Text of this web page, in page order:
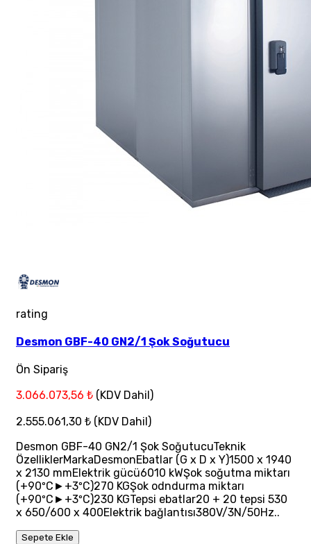
rating
Desmon GBF-40 GN2/1 Şok Soğutucu
Ön Sipariş
3.066.073,56 ₺ (KDV Dahil)
2.555.061,30 ₺ (KDV Dahil)
Desmon GBF-40 GN2/1 Şok SoğutucuTeknik
ÖzelliklerMarkaDesmonEbatlar (G x D x Y)1500 x 1940
x 2130 mmElektrik gücü6010 kWŞok soğutma miktarı
(+90ºC►+3ºC)270 KGŞok odndurma miktarı
(+90ºC►+3ºC)230 KGTepsi ebatlar20 + 20 tepsi 530
x 650/600 x 400Elektrik bağlantısı380V/3N/50Hz..
Sepete Ekle